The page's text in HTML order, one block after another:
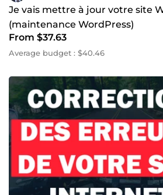
Je vais mettre à jour votre site
(maintenance WordPress)
From $37.63
Average budget : $40.46